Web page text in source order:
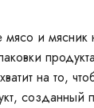
и мясник
на то,